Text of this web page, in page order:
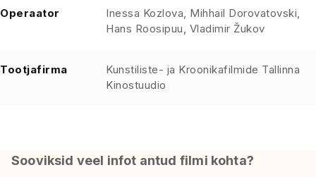
Operaator
Inessa Kozlova, Mihhail Dorovatovski,
Hans Roosipuu, Vladimir Žukov
Tootjafirma
Kunstiliste- ja Kroonikafilmide Tallinna
Kinostuudio
Sooviksid veel infot antud filmi kohta?